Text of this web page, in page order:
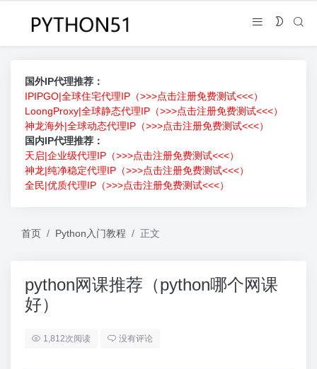
国外IP代理推荐：
IPIPGO|全球住宅代理IP（>>>点击注册免费测试<<<）
LoongProxy|全球静态代理IP（>>>点击注册免费测试<<<）
神龙海外|全球动态代理IP（>>>点击注册免费测试<<<）
国内IP代理推荐：
天启|企业级代理IP（>>>点击注册免费测试<<<）
神龙|纯净稳定代理IP（>>>点击注册免费测试<<<）
全民|优质代理IP（>>>点击注册免费测试<<<）
首页 Python入门教程 正文
python网课推荐（python哪个网课
好）
1,812次阅读 没有评论